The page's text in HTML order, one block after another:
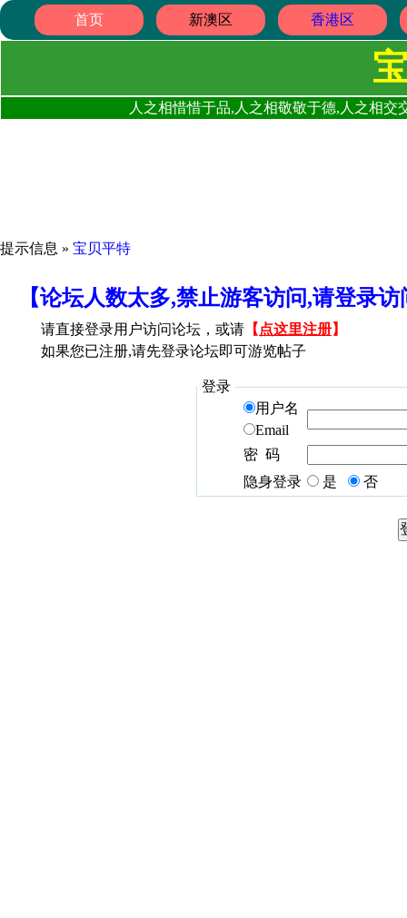
首页 新澳区 香港区
人之相惜惜于品,人之相敬敬于德,人之相
提示信息 » 宝贝平特
【论坛人数太多,禁止游客访问,请登录
请直接登录用户访问论坛，或请 【 点这里注册】
如果您已注册,请先登录论坛即可游览帖子
登录
用户名
Email
密 码
隐身登录
是 否